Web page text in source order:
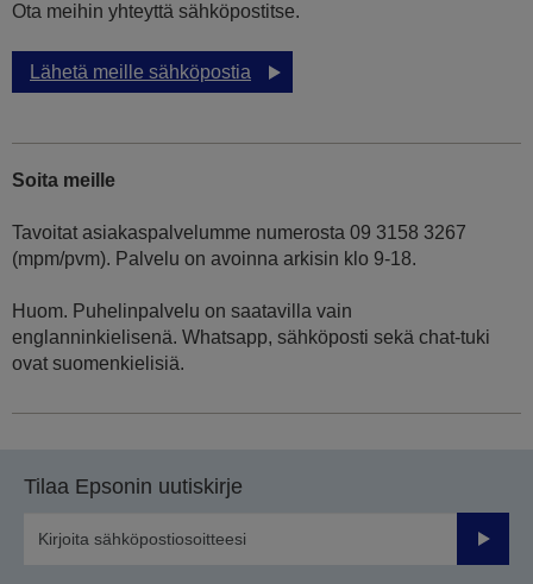
Ota meihin yhteyttä sähköpostitse.
Lähetä meille sähköpostia
Soita meille
Tavoitat asiakaspalvelumme numerosta 09 3158 3267
(mpm/pvm). Palvelu on avoinna arkisin klo 9-18.
Huom. Puhelinpalvelu on saatavilla vain
englanninkielisenä. Whatsapp, sähköposti sekä chat-tuki
ovat suomenkielisiä.
Tilaa Epsonin uutiskirje
Lähetä